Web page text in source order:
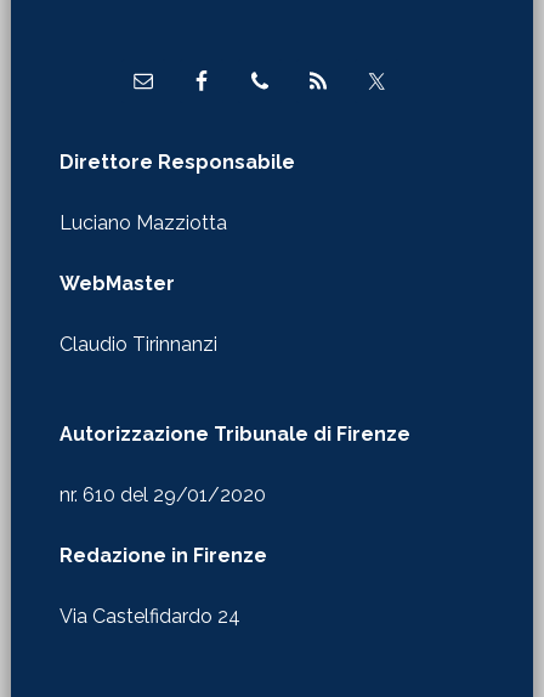
Direttore Responsabile
Luciano Mazziotta
WebMaster
Claudio Tirinnanzi
Autorizzazione Tribunale di Firenze
nr. 610 del 29/01/2020
Redazione in Firenze
Via Castelfidardo 24